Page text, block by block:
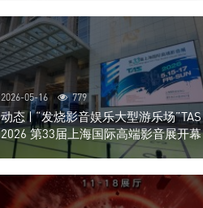
2026-05-16 779
动态 | “发烧影音娱乐大型游乐场”TAS
2026 第33届上海国际高端影音展开幕